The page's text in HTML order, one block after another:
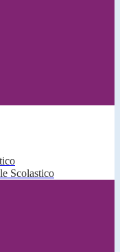
Scolastico